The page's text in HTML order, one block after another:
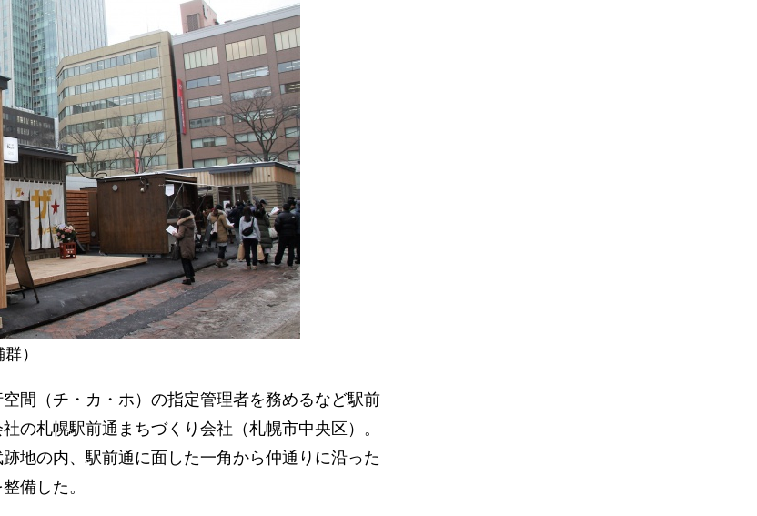
）
間（チ・カ・ホ）の指定管理者を務めるなど駅前
の札幌駅前通まちづくり会社（札幌市中央区）。
地の内、駅前通に面した一角から仲通りに沿った
備した。